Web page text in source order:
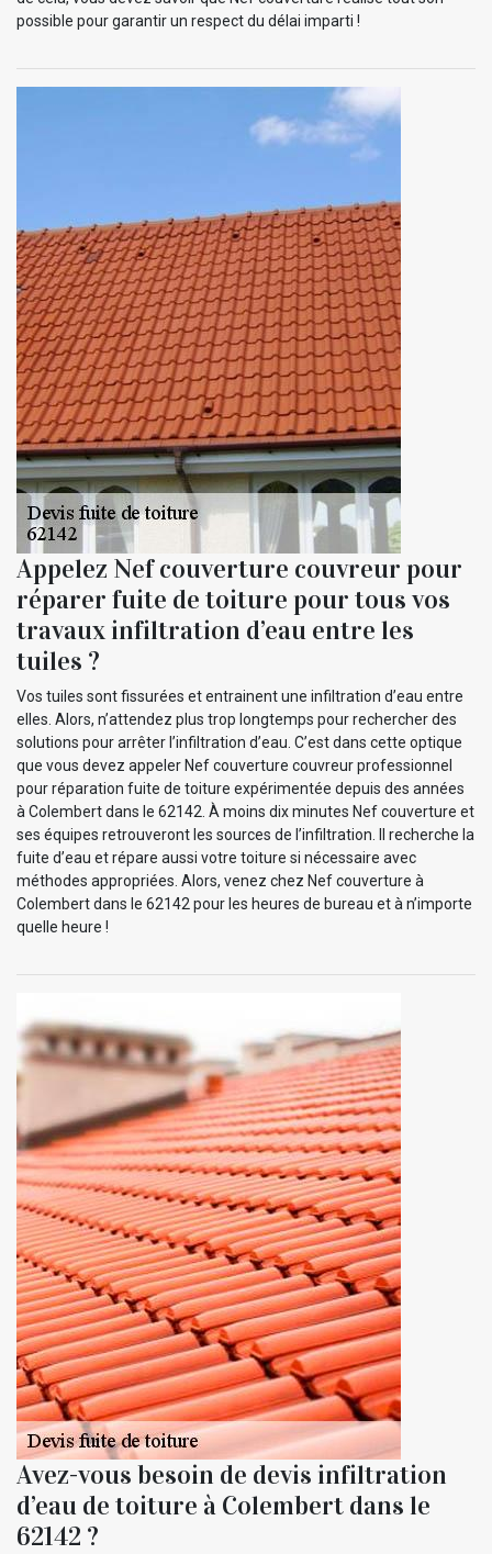
possible pour garantir un respect du délai imparti !
Appelez Nef couverture couvreur pour
réparer fuite de toiture pour tous vos
travaux infiltration d’eau entre les
tuiles ?
Vos tuiles sont fissurées et entrainent une infiltration d’eau entre
elles. Alors, n’attendez plus trop longtemps pour rechercher des
solutions pour arrêter l’infiltration d’eau. C’est dans cette optique
que vous devez appeler Nef couverture couvreur professionnel
pour réparation fuite de toiture expérimentée depuis des années
à Colembert dans le 62142. À moins dix minutes Nef couverture et
ses équipes retrouveront les sources de l’infiltration. Il recherche la
fuite d’eau et répare aussi votre toiture si nécessaire avec
méthodes appropriées. Alors, venez chez Nef couverture à
Colembert dans le 62142 pour les heures de bureau et à n’importe
quelle heure !
Avez-vous besoin de devis infiltration
d’eau de toiture à Colembert dans le
62142 ?